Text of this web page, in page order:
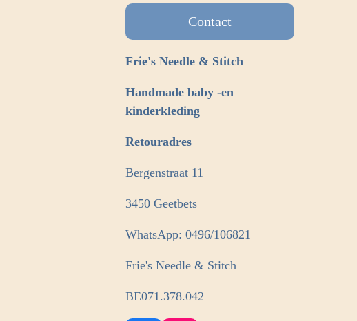
Contact
Frie's Needle & Stitch
Handmade baby -en
kinderkleding
Retouradres
Bergenstraat 11
3450 Geetbets
WhatsApp: 0496/106821
Frie's Needle & Stitch
BE071.378.042